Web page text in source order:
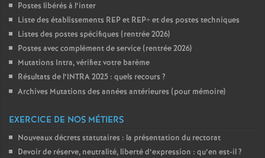
Postes libérés à l’inter
Liste des établissements REP et REP+ et des postes techniques
Listes des postes spécifiques (rentrée 2026)
Postes avec complément de service (rentrée 2026)
Mutations Intra, vérifiez votre barème
Résultats de l’INTRA 2025 : quels recours ?
Archives Mutations des années antérieures (pour mémoire)
EXERCICE DE NOS MÉTIERS
Nouveaux décrets statutaires : la présentation du rectorat
Devoir de réserve, neutralité, liberté d’expression : qu’en est-il?